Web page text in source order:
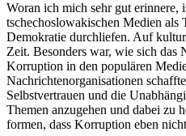
Woran ich mich sehr gut erinnere,
tschechoslowakischen Medien als
Demokratie durchliefen. Auf
Zeit. Besonders war, wie sich das
Korruption in den populären
Nachrichtenorganisationen
Selbstvertrauen und die
Themen anzugehen und dabei zu
formen, dass Korruption eben